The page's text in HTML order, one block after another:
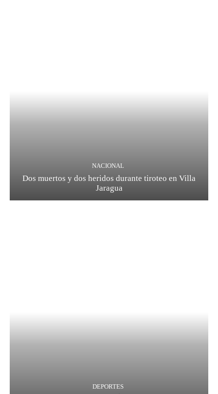
NACIONAL
Dos muertos y dos heridos durante tiroteo en Villa
Jaragua
DEPORTES